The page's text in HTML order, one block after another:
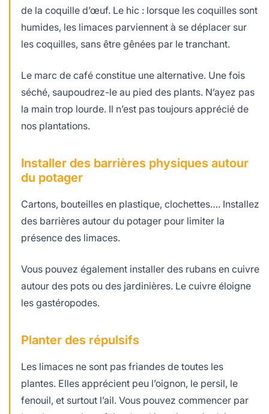
de la coquille d’œuf. Le hic : lorsque les coquilles sont
humides, les limaces parviennent à se déplacer sur
les coquilles, sans être gênées par le tranchant.
Le marc de café constitue une alternative. Une fois
séché, saupoudrez-le au pied des plants. N’ayez pas
la main trop lourde. Il n’est pas toujours apprécié de
nos plantations.
Installer des barrières physiques autour
du potager
Cartons, bouteilles en plastique, clochettes…. Installez
des barrières autour du potager pour limiter la
présence des limaces.
Vous pouvez également installer des rubans en cuivre
autour des pots ou des jardinières. Le cuivre éloigne
les gastéropodes.
Planter des répulsifs
Les limaces ne sont pas friandes de toutes les
plantes. Elles apprécient peu l’oignon, le persil, le
fenouil, et surtout l’ail. Vous pouvez commencer par